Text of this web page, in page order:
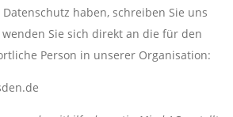
haben, schreiben Sie uns
Sie sich direkt an die für den
Person in unserer Organisation: